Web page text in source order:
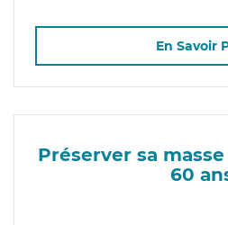
En Savoir
Préserver sa
60